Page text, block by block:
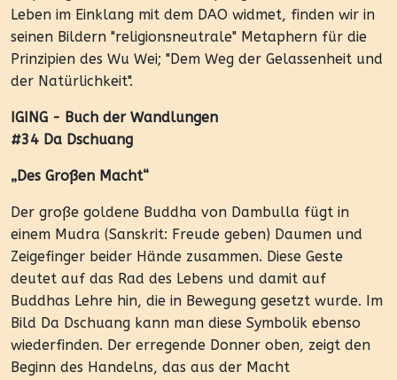
Leben im Einklang mit dem DAO widmet, finden wir in
seinen Bildern "religionsneutrale" Metaphern für die
Prinzipien des Wu Wei; "Dem Weg der Gelassenheit und
der Natürlichkeit".
IGING - Buch der Wandlungen
#34 Da Dschuang
„Des Großen Macht“
Der große goldene Buddha von Dambulla fügt in
einem Mudra (Sanskrit: Freude geben) Daumen und
Zeigefinger beider Hände zusammen. Diese Geste
deutet auf das Rad des Lebens und damit auf
Buddhas Lehre hin, die in Bewegung gesetzt wurde. Im
Bild Da Dschuang kann man diese Symbolik ebenso
wiederfinden. Der erregende Donner oben, zeigt den
Beginn des Handelns, das aus der Macht